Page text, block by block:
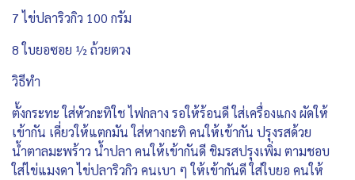
7 ไข่ปลาริวกิว 100 กรัม
8 ใบยอซอย ½ ถ้วยตวง
วิธีทำ
ตั้งกระทะ ใส่หัวกะทิใช ไฟกลาง รอให้ร้อนดี ใส่เครื่องแกง ผัดให้
เข้ากัน เคี่ยวให้แตกมัน ใส่หางกะทิ คนให้เข้ากัน ปรุงรสด้วย
น้ำตาลมะพร้าว น้ำปลา คนให้เข้ากันดี ชิมรสปรุงเพิ่ม ตามชอบ
ใส่ไข่แมงดา ไข่ปลาริวกิว คนเบา ๆ ให้เข้ากันดี ใส่ใบยอ คนให้